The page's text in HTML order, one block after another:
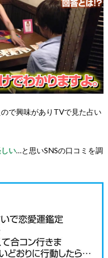
で興味がありTVで見た占い
い…と思いSNSの口コミを調